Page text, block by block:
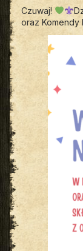
Czuwaj!
oraz Komendy